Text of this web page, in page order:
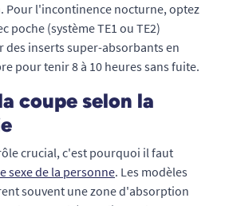
Pour l'incontinence nocturne, optez
poche (système TE1 ou TE2)
inserts super-absorbants en
pour tenir 8 à 10 heures sans fuite.
coupe selon la
crucial, c'est pourquoi il faut
sexe de la personne. Les modèles
souvent une zone d'absorption